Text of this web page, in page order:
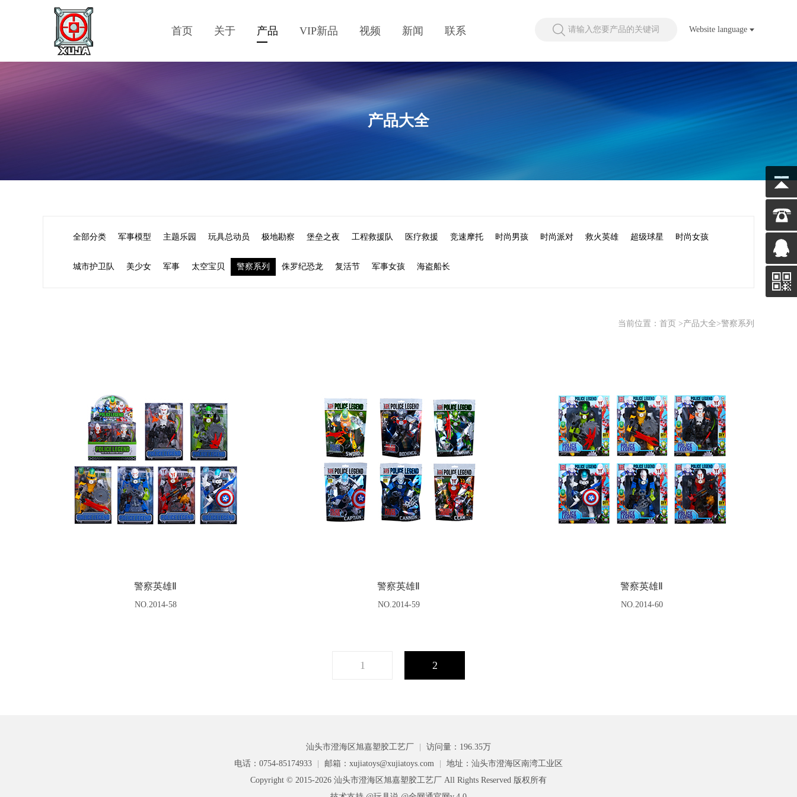
首页 关于 产品 VIP新品 视频 新闻 联系 请输入您要产品的关键词 Website language
产品大全
全部分类 军事模型 主题乐园 玩具总动员 极地勘察 堡垒之夜 工程救援队 医疗救援 竞速摩托 时尚男孩 时尚派对 救火英雄 超级球星 时尚女孩
城市护卫队 美少女 军事 太空宝贝 警察系列 侏罗纪恐龙 复活节 军事女孩 海盗船长
当前位置： 首页 >产品大全>警察系列
警察英雄Ⅱ
NO.2014-58
警察英雄Ⅱ
NO.2014-59
警察英雄Ⅱ
NO.2014-60
1 2
汕头市澄海区旭嘉塑胶工艺厂
访问量：196.35万
电话：0754-85174933
邮箱：xujiatoys@xujiatoys.com
地址：汕头市澄海区南湾工业区
Copyright © 2015-2026 汕头市澄海区旭嘉塑胶工艺厂 All Rights Reserved 版权所有